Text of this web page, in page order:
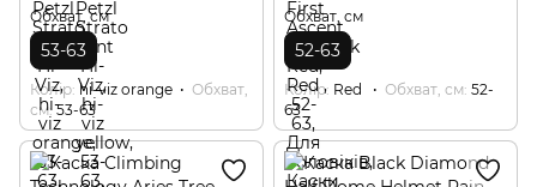
Обхват, см
53-63
Колір hi-viz orange
Обхват,
см 53-63
Обхват, см
52-63
Колір Red Обхват, см 52-
63